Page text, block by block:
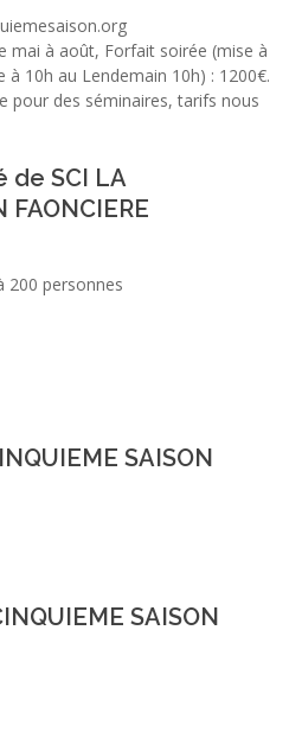
mai à août, Forfait soirée (mise à
à 10h au Lendemain 10h) : 1200€.
pour des séminaires, tarifs nous
de SCI LA
FAONCIERE
200 personnes
SAISON
SAISON